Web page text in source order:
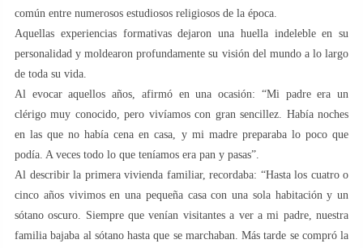
común entre numerosos estudiosos religiosos de la época.
Aquellas experiencias formativas dejaron una huella indeleble en su
personalidad y moldearon profundamente su visión del mundo a lo largo
de toda su vida.
Al evocar aquellos años, afirmó en una ocasión: “Mi padre era un
clérigo muy conocido, pero vivíamos con gran sencillez. Había noches
en las que no había cena en casa, y mi madre preparaba lo poco que
podía. A veces todo lo que teníamos era pan y pasas”.
Al describir la primera vivienda familiar, recordaba: “Hasta los cuatro o
cinco años vivimos en una pequeña casa con una sola habitación y un
sótano oscuro. Siempre que venían visitantes a ver a mi padre, nuestra
familia bajaba al sótano hasta que se marchaban. Más tarde se compró la